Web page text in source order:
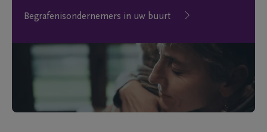
Begrafenisondernemers in uw buurt